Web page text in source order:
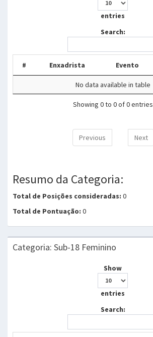
entries
Search:
# Enxadrista Evento
No data available in table
Showing 0 to 0 of 0 entries
Previous Next
Resumo da Categoria:
Total de Posições consideradas: 0
Total de Pontuação: 0
Categoria: Sub-18 Feminino
Show
entries
Search: